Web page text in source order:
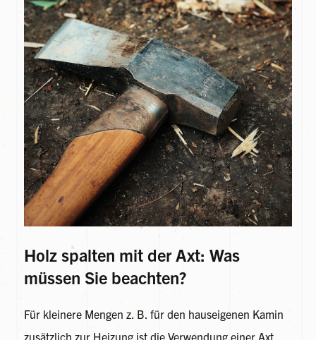
Holz spalten mit der Axt: Was
müssen Sie beachten?
Für kleinere Mengen z. B. für den hauseigenen Kamin
zusätzlich zur Heizung ist die Verwendung einer Axt